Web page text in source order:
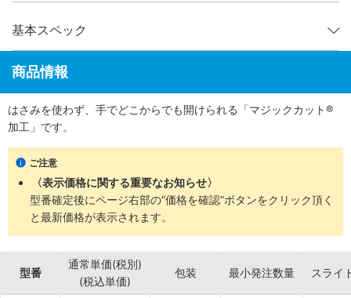
基本スペック
商品情報
はさみを使わず、手でどこからでも開けられる「マジックカット®
加工」です。
ご注意
〈表示価格に関する重要なお知らせ〉
型番確定後にページ右部の“価格を確認”ボタンをクリック頂く
と最新価格が表示されます。
型番
通常単価(税別)
(税込単価)
包装 最小発注数量 スライ